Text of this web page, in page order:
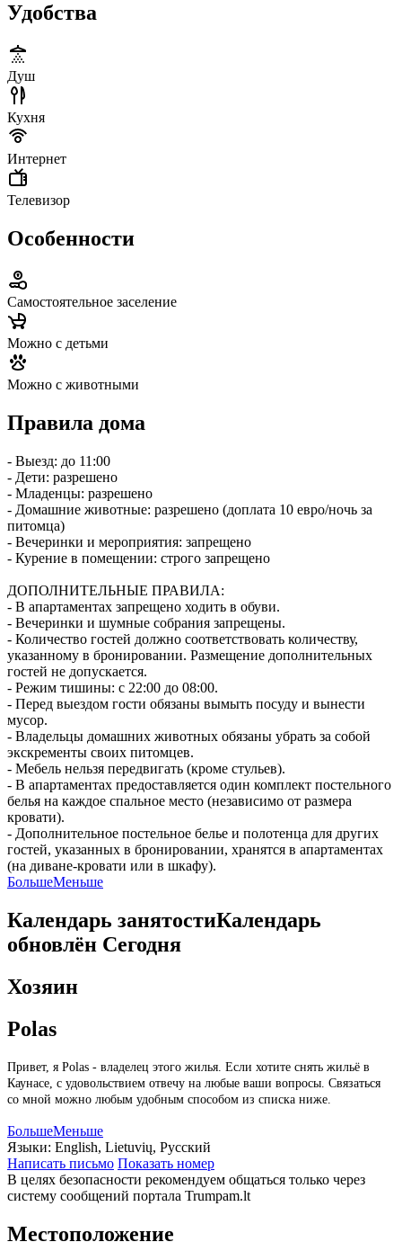
Удобства
Душ
Кухня
Интернет
Телевизор
Особенности
Самостоятельное заселение
Можно с детьми
Можно с животными
Правила дома
- Выезд: до 11:00
- Дети: разрешено
- Младенцы: разрешено
- Домашние животные: разрешено (доплата 10 евро/ночь за
питомца)
- Вечеринки и мероприятия: запрещено
- Курение в помещении: строго запрещено
ДОПОЛНИТЕЛЬНЫЕ ПРАВИЛА:
- В апартаментах запрещено ходить в обуви.
- Вечеринки и шумные собрания запрещены.
- Количество гостей должно соответствовать количеству,
указанному в бронировании. Размещение дополнительных
гостей не допускается.
- Режим тишины: с 22:00 до 08:00.
- Перед выездом гости обязаны вымыть посуду и вынести
мусор.
- Владельцы домашних животных обязаны убрать за собой
экскременты своих питомцев.
- Мебель нельзя передвигать (кроме стульев).
- В апартаментах предоставляется один комплект постельного
белья на каждое спальное место (независимо от размера
кровати).
- Дополнительное постельное белье и полотенца для других
гостей, указанных в бронировании, хранятся в апартаментах
(на диване-кровати или в шкафу).
БольшеМеньше
Календарь занятостиКалендарь
обновлён Сегодня
Хозяин
Polas
Привет, я Polas - владелец этого жилья. Если хотите снять жильё в
Каунасе, с удовольствием отвечу на любые ваши вопросы. Связаться
со мной можно любым удобным способом из списка ниже.
БольшеМеньше
Языки: English, Lietuvių, Русский
Написать письмо Показать номер
В целях безопасности рекомендуем общаться только через
систему сообщений портала Trumpam.lt
Местоположение